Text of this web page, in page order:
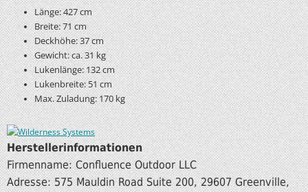
Länge: 427 cm
Breite: 71 cm
Deckhöhe: 37 cm
Gewicht: ca. 31 kg
Lukenlänge: 132 cm
Lukenbreite: 51 cm
Max. Zuladung: 170 kg
Herstellerinformationen
Firmenname: Confluence Outdoor LLC
Adresse: 575 Mauldin Road Suite 200, 29607 Greenville,